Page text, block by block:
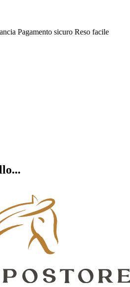
Pagamento sicuro Reso facile